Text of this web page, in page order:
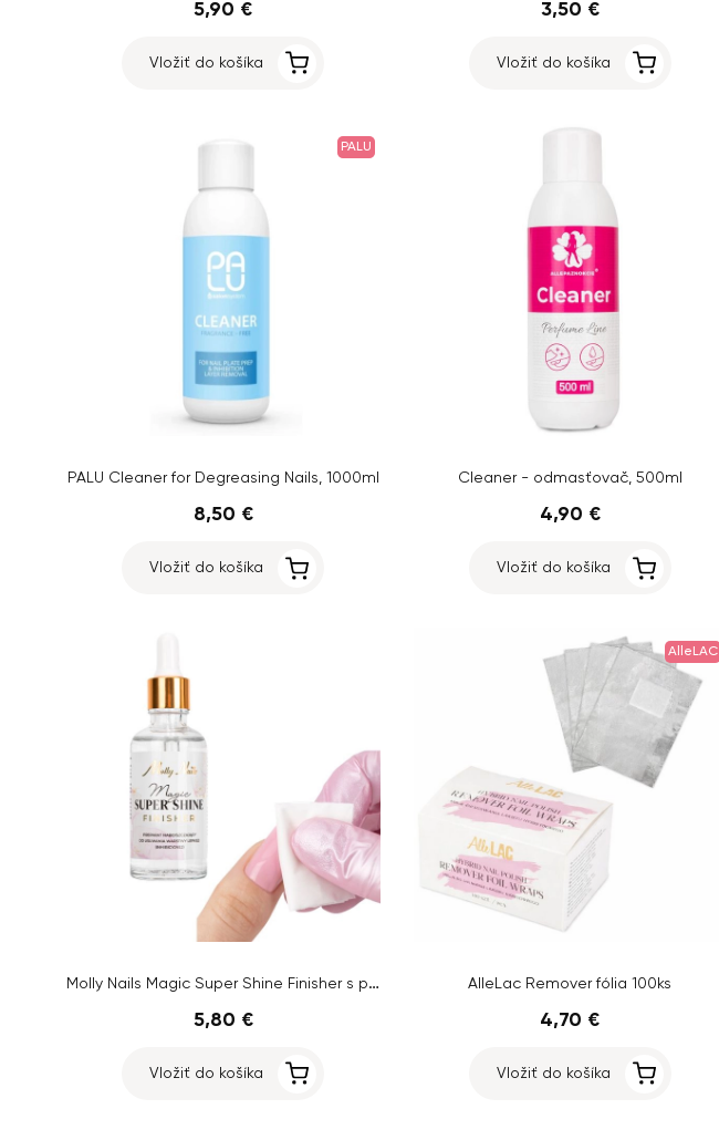
5,90 €
Vložiť do košíka
3,50 €
Vložiť do košíka
PALU
PALU Cleaner for Degreasing Nails, 1000ml
8,50 €
Vložiť do košíka
Cleaner - odmasťovač, 500ml
4,90 €
Vložiť do košíka
Molly Nails Magic Super Shine Finisher s pipetou, 50 ml
5,80 €
Vložiť do košíka
AlleLAC
AlleLac Remover fólia 100ks
4,70 €
Vložiť do košíka